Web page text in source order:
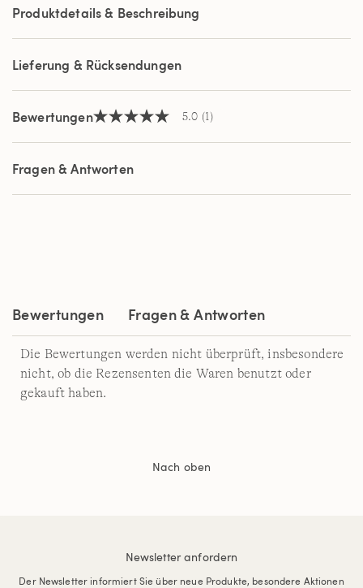
derselben
Produktdetails & Beschreibung
Lieferung & Rücksendungen
Bewertungen5.0
5
Sternen,
Durchschnittswert
Bewertung.
5.0 (1)
Fragen & Antworten
Bewertungen Fragen & Antworten
Die Bewertungen werden nicht überprüft, insbesondere
nicht, ob die Rezensenten die Waren benutzt oder
gekauft haben.
Nach oben
Newsletter anfordern
Der Newsletter informiert Sie über neue Produkte, besondere Aktionen